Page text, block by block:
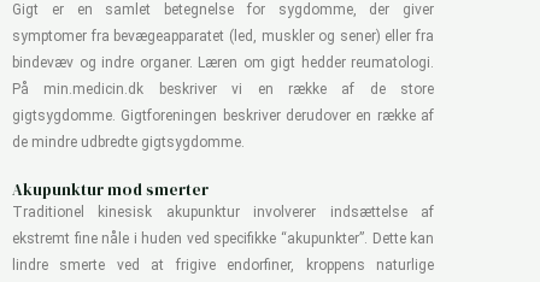
Gigt er en samlet betegnelse for sygdomme, der giver
symptomer fra bevægeapparatet (led, muskler og sener) eller fra
bindevæv og indre organer. Læren om gigt hedder reumatologi.
På min.medicin.dk beskriver vi en række af de store
gigtsygdomme. Gigtforeningen beskriver derudover en række af
de mindre udbredte gigtsygdomme.
Akupunktur mod smerter
Traditionel kinesisk akupunktur involverer indsættelse af
ekstremt fine nåle i huden ved specifikke “akupunkter”. Dette kan
lindre smerte ved at frigive endorfiner, kroppens naturlige